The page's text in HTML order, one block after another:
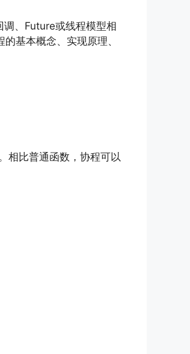
、Future或线程模型相
基本概念、实现原理、
相比普通函数，协程可以